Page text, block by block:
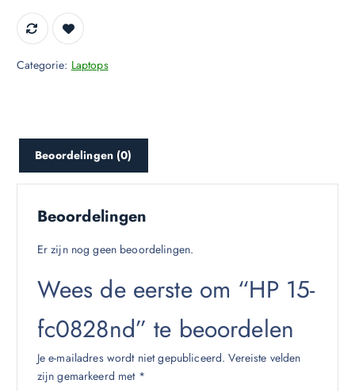
Categorie: Laptops
Beoordelingen (0)
Beoordelingen
Er zijn nog geen beoordelingen.
Wees de eerste om “HP 15-
fc0828nd” te beoordelen
Je e-mailadres wordt niet gepubliceerd. Vereiste velden
zijn gemarkeerd met *